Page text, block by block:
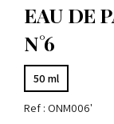
EAU DE
N°6
50 ml
Ref : ONM006'